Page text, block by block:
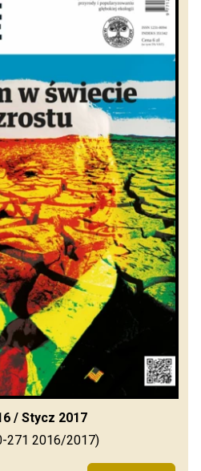
/ Stycz 2017
271 2016/2017)